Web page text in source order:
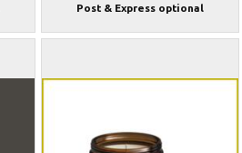
Post & Express optional